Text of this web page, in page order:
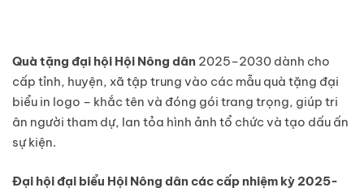
Quà tặng đại hội Hội Nông dân 2025–2030 dành cho
cấp tỉnh, huyện, xã tập trung vào các mẫu quà tặng đại
biểu in logo – khắc tên và đóng gói trang trọng, giúp tri
ân người tham dự, lan tỏa hình ảnh tổ chức và tạo dấu ấn
sự kiện.
Đại hội đại biểu Hội Nông dân các cấp nhiệm kỳ 2025-